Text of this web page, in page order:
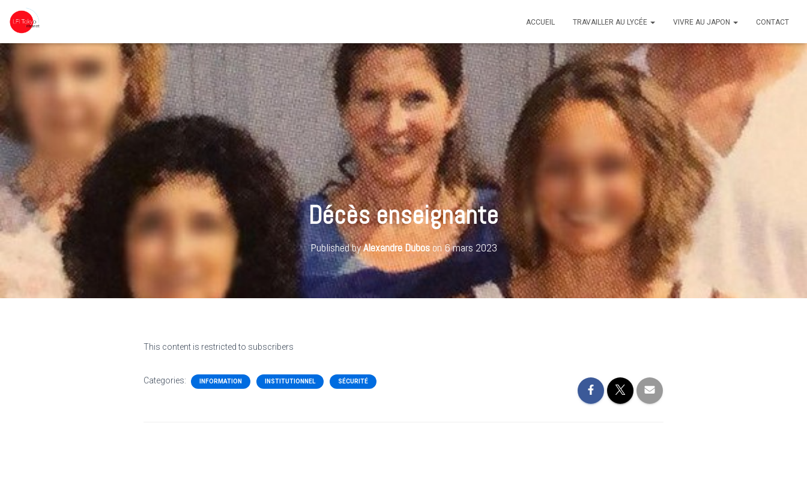
ACCUEIL TRAVAILLER AU LYCÉE VIVRE AU JAPON CONTACT
Décès enseignante
Published byAlexandre Duboson 6 mars 2023
This content is restricted to subscribers
Categories: INFORMATION INSTITUTIONNEL SÉCURITÉ